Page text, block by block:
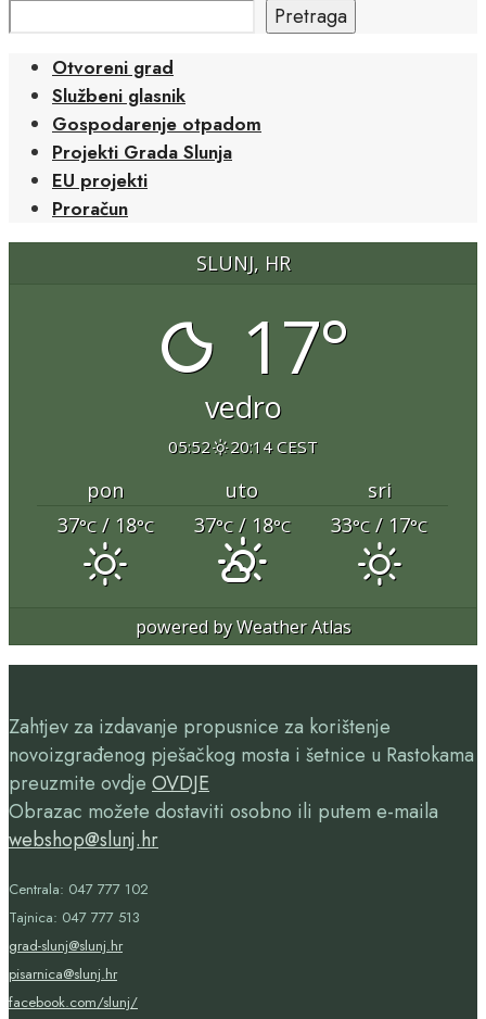
Pretraga
Otvoreni grad
Službeni glasnik
Gospodarenje otpadom
Projekti Grada Slunja
EU projekti
Proračun
SLUNJ, HR
17°
vedro
05:52 20:14 CEST
pon uto
sri
37°C/ 18°C 37°C/ 18°C 33°C/ 17°C
powered byWeather Atlas
Zahtjev za izdavanje propusnice za korištenje
novoizgrađenog pješačkog mosta i šetnice u Rastokama
preuzmite ovdje OVDJE
Obrazac možete dostaviti osobno ili putem e-maila
webshop@slunj.hr
Centrala: 047 777 102
Tajnica: 047 777 513
grad-slunj@slunj.hr
pisarnica@slunj.hr
facebook.com/slunj/